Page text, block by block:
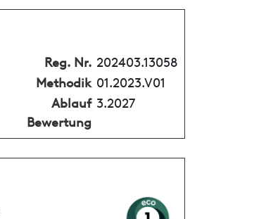
Reg. Nr. 202403.13058
Methodik 01.2023.V01
Ablauf
Bewertung
3.2027